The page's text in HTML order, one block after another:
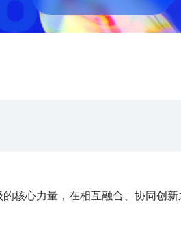
核心力量，在相互融合、协同创新